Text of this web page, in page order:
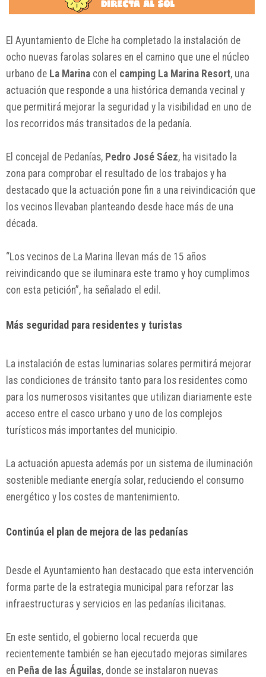
El Ayuntamiento de Elche ha completado la instalación de
ocho nuevas farolas solares en el camino que une el núcleo
urbano de La Marina con el camping La Marina Resort, una
actuación que responde a una histórica demanda vecinal y
que permitirá mejorar la seguridad y la visibilidad en uno de
los recorridos más transitados de la pedanía.
El concejal de Pedanías, Pedro José Sáez, ha visitado la
zona para comprobar el resultado de los trabajos y ha
destacado que la actuación pone fin a una reivindicación que
los vecinos llevaban planteando desde hace más de una
década.
“Los vecinos de La Marina llevan más de 15 años
reivindicando que se iluminara este tramo y hoy cumplimos
con esta petición”, ha señalado el edil.
Más seguridad para residentes y turistas
La instalación de estas luminarias solares permitirá mejorar
las condiciones de tránsito tanto para los residentes como
para los numerosos visitantes que utilizan diariamente este
acceso entre el casco urbano y uno de los complejos
turísticos más importantes del municipio.
La actuación apuesta además por un sistema de iluminación
sostenible mediante energía solar, reduciendo el consumo
energético y los costes de mantenimiento.
Continúa el plan de mejora de las pedanías
Desde el Ayuntamiento han destacado que esta intervención
forma parte de la estrategia municipal para reforzar las
infraestructuras y servicios en las pedanías ilicitanas.
En este sentido, el gobierno local recuerda que
recientemente también se han ejecutado mejoras similares
en Peña de las Águilas, donde se instalaron nuevas